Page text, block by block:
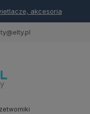
Arduino